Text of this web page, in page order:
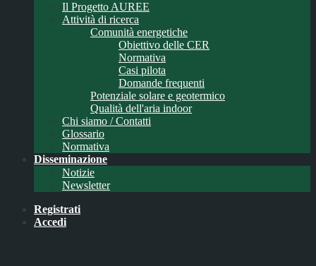
Il Progetto AUREE
Attività di ricerca
Comunità energetiche
Obiettivo delle CER
Normativa
Casi pilota
Domande frequenti
Potenziale solare e geotermico
Qualità dell'aria indoor
Chi siamo / Contatti
Glossario
Normativa
Disseminazione
Notizie
Newsletter
Registrati
Accedi